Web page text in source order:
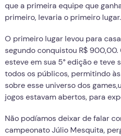
que a primeira equipe que
primeiro, levaria o primeiro lugar.
O primeiro lugar levou para
segundo conquistou R$ 900,00.
esteve em sua 5° edição e teve
todos os públicos, permitindo
sobre esse universo dos
jogos estavam abertos, para
Não podíamos deixar de falar
campeonato Júlio Mesquita,